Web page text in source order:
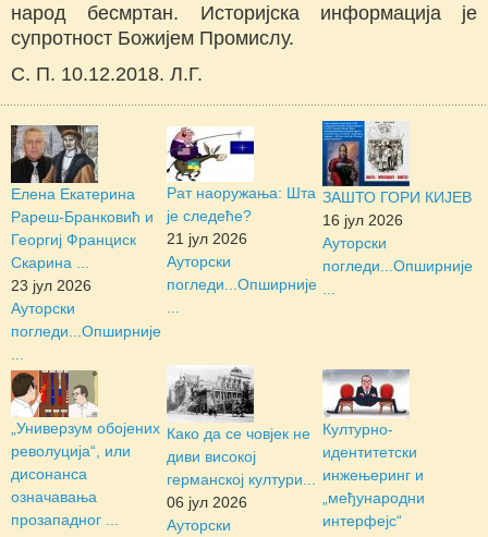
народ бесмртан. Историјска информација је
супротност Божијем Промислу.
С. П. 10.12.2018. Л.Г.
Елена Екатерина
Рареш-Бранковић и
Георгиј Франциск
Скарина ...
23 јул 2026
Ауторски
погледи... Опширније
Рат наоружања: Шта
је следеће?
21 јул 2026
Ауторски
погледи... Опширније
ЗАШТО ГОРИ КИЈЕВ
16 јул 2026
Ауторски
погледи... Опширније
„Универзум обојених
револуција“, или
дисонанса
означавања
прозападног ...
Како да се човјек не
диви високој
германској култури...
06 јул 2026
Ауторски
Културно-
идентитетски
инжењеринг и
„међународни
интерфејс“